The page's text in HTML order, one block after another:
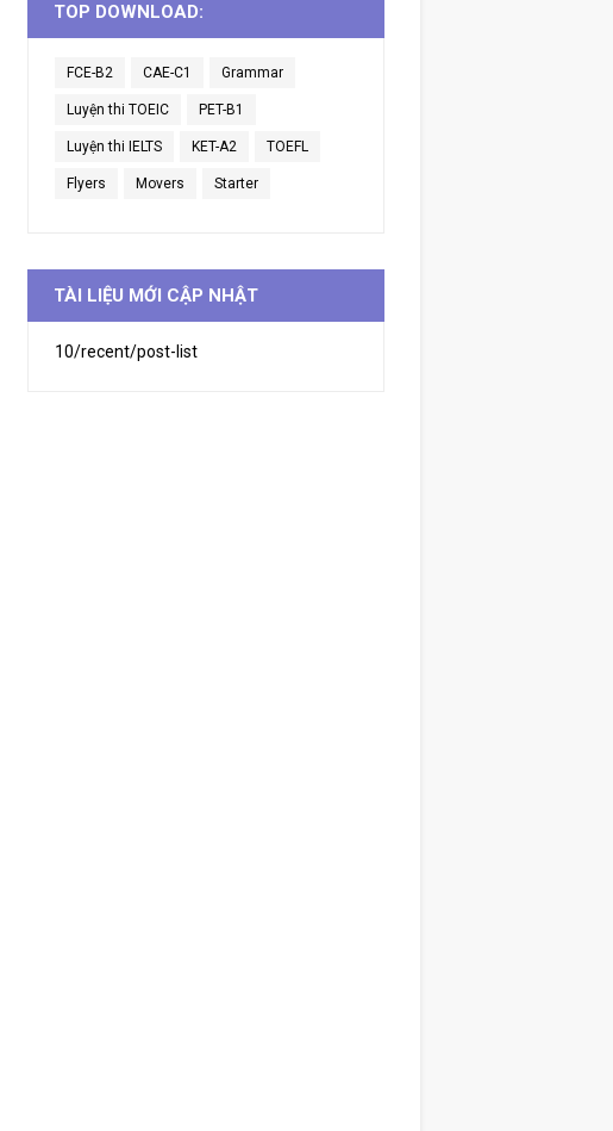
TOP DOWNLOAD:
FCE-B2 CAE-C1 Grammar
Luyện thi TOEIC PET-B1
Luyện thi IELTS KET-A2 TOEFL
Flyers Movers Starter
TÀI LIỆU MỚI CẬP NHẬT
10/recent/post-list